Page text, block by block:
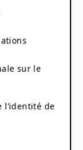
sur le
l’identité de